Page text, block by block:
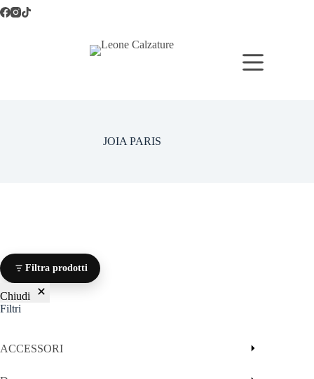
Salta
al
JOIA PARIS
Filtra prodotti
Chiudi
Filtri
ACCESSORI